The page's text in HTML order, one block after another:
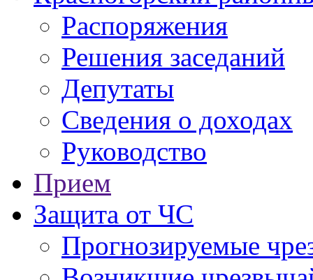
Распоряжения
Решения заседаний
Депутаты
Сведения о доходах
Руководство
Прием
Защита от ЧС
Прогнозируемые